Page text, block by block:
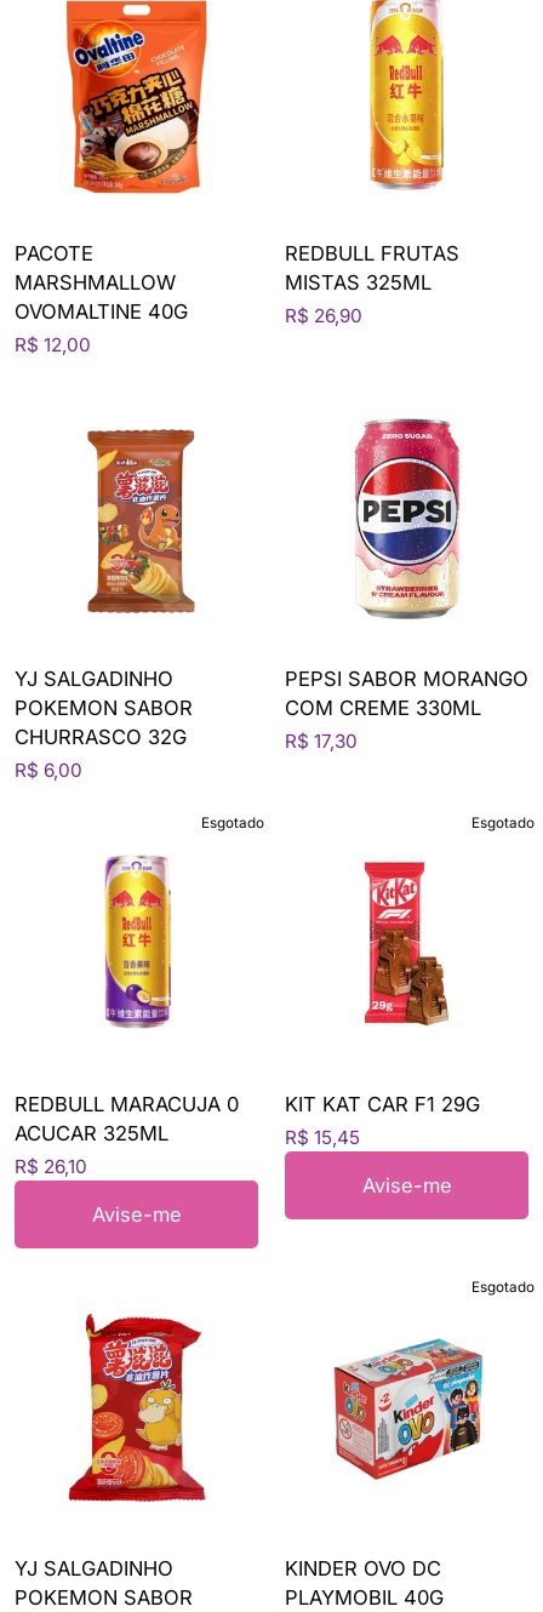
PACOTE
MARSHMALLOW
OVOMALTINE 40G
R$ 12,00
REDBULL FRUTAS
MISTAS 325ML
R$ 26,90
YJ SALGADINHO
POKEMON SABOR
CHURRASCO 32G
R$ 6,00
PEPSI SABOR MORANGO
COM CREME 330ML
R$ 17,30
Esgotado
REDBULL MARACUJA 0
ACUCAR 325ML
R$ 26,10
Avise-me
Esgotado
KIT KAT CAR F1 29G
R$ 15,45
Avise-me
YJ SALGADINHO
POKEMON SABOR
Esgotado
KINDER OVO DC
PLAYMOBIL 40G